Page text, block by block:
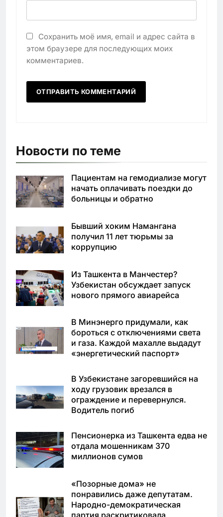
Сохранить моё имя, email и адрес сайта в
этом браузере для последующих моих
комментариев.
Новости по теме
Пациентам на гемодиализе могут
начать оплачивать поездки до
больницы и обратно
Бывший хоким Намангана
получил 11 лет тюрьмы за
коррупцию
Из Ташкента в Манчестер?
Узбекистан обсуждает запуск
нового прямого авиарейса
В Минэнерго придумали, как
бороться с отключениями света
и газа. Каждой махалле выдадут
«энергетический паспорт»
В Узбекистане загоревшийся на
ходу грузовик врезался в
ограждение и перевернулся.
Водитель погиб
Пенсионерка из Ташкента едва не
отдала мошенникам 370
миллионов сумов
«Позорные дома» не
понравились даже депутатам.
Народно-демократическая